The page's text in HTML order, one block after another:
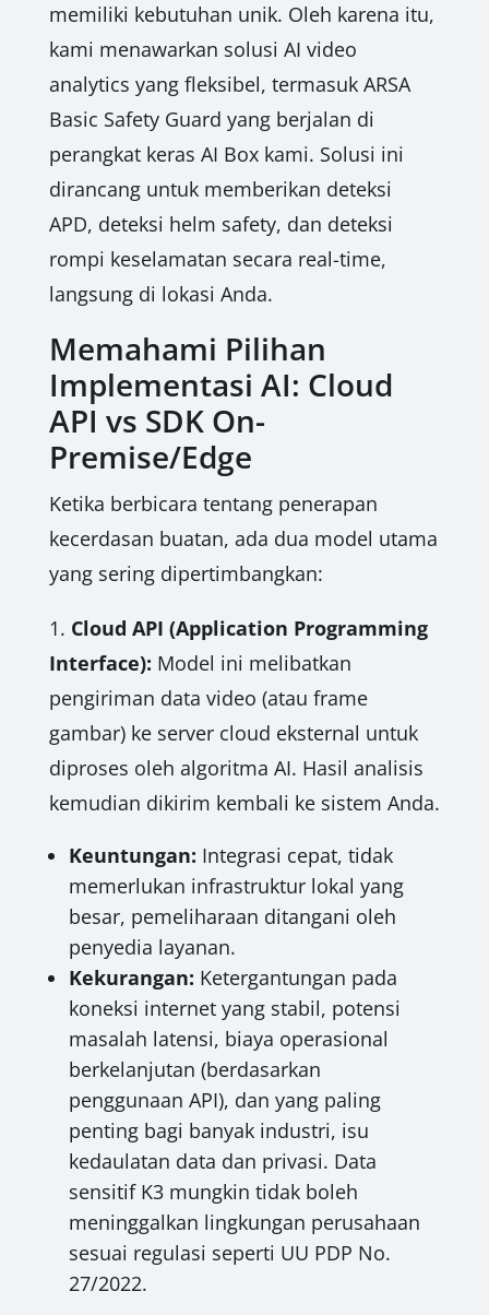
memiliki kebutuhan unik. Oleh karena itu,
kami menawarkan solusi AI video
analytics yang fleksibel, termasuk ARSA
Basic Safety Guard yang berjalan di
perangkat keras AI Box kami. Solusi ini
dirancang untuk memberikan deteksi
APD, deteksi helm safety, dan deteksi
rompi keselamatan secara real-time,
langsung di lokasi Anda.
Memahami Pilihan
Implementasi AI: Cloud
API vs SDK On-
Premise/Edge
Ketika berbicara tentang penerapan
kecerdasan buatan, ada dua model utama
yang sering dipertimbangkan:
1. Cloud API (Application Programming
Interface): Model ini melibatkan
pengiriman data video (atau frame
gambar) ke server cloud eksternal untuk
diproses oleh algoritma AI. Hasil analisis
kemudian dikirim kembali ke sistem Anda.
Keuntungan: Integrasi cepat, tidak
memerlukan infrastruktur lokal yang
besar, pemeliharaan ditangani oleh
penyedia layanan.
Kekurangan: Ketergantungan pada
koneksi internet yang stabil, potensi
masalah latensi, biaya operasional
berkelanjutan (berdasarkan
penggunaan API), dan yang paling
penting bagi banyak industri, isu
kedaulatan data dan privasi. Data
sensitif K3 mungkin tidak boleh
meninggalkan lingkungan perusahaan
sesuai regulasi seperti UU PDP No.
27/2022.